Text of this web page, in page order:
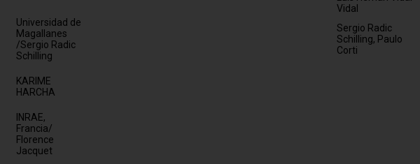
Vidal
Universidad de
Magallanes
/Sergio Radic
Schilling
Sergio Radic
Schilling, Paulo
Corti
KARIME
HARCHA
INRAE,
Francia/
Florence
Jacquet